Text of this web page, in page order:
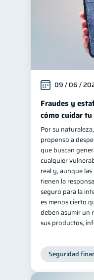
09 / 06 /
Fraudes y
cómo cuidar
Por su
propenso a
que buscan
cualquier
real y, aunque
tienen la
seguro para la
es menos cierto
deben asumir un
sus productos,
Seguridad